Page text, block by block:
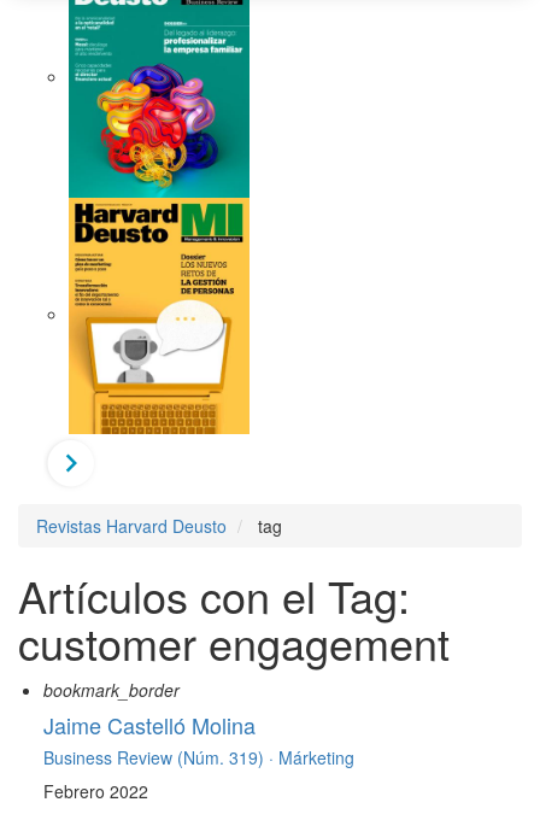
Revistas Harvard Deusto tag
Artículos con el Tag:
customer engagement
bookmark_border
Jaime Castelló Molina
Business Review (Núm. 319) · Márketing
Febrero 2022